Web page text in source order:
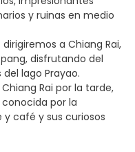
y ruinas en medio
a Chiang Rai,
disfrutando del
lago Prayao.
Rai por la tarde,
por la
café y sus curiosos